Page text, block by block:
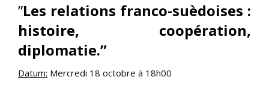
”Les relations franco-suèdoises :
histoire, coopération,
diplomatie.”
Datum: Mercredi 18 octobre à 18h00